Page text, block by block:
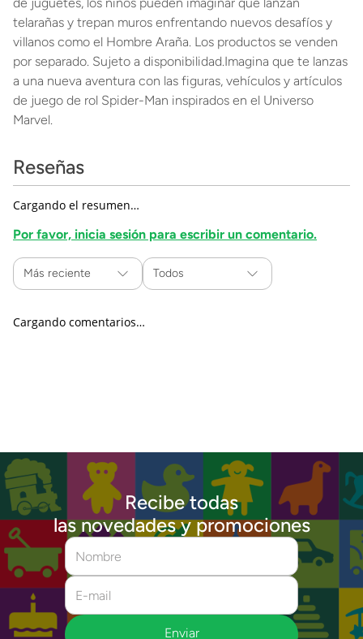
telarañas y trepan muros enfrentando nuevos desafíos y
villanos como el Hombre Araña. Los productos se venden
por separado. Sujeto a disponibilidad.Imagina que te lanzas
a una nueva aventura con las figuras, vehículos y artículos
de juego de rol Spider-Man inspirados en el Universo
Marvel.
Reseñas
Cargando el resumen…
Por favor, inicia sesión para escribir un comentario.
Más reciente Todos
Cargando comentarios…
Recibe todas
las novedades y promociones
Enviar